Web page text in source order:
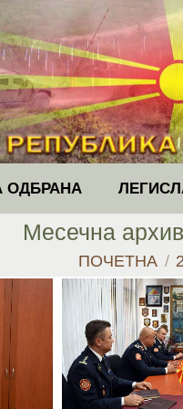
ОДБРАНА
Месечна
You are here:
ПОЧЕТНА